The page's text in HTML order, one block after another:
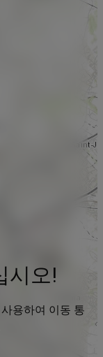
시오!
용하여 이동 통